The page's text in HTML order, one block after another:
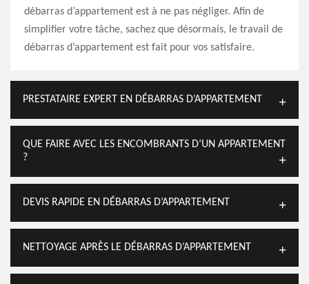
débarras d’appartement est à ne pas négliger. Afin de
simplifier votre tâche, sachez que désormais, le travail de
débarras d’appartement est fait pour vos satisfaire.
PRESTATAIRE EXPERT EN DÉBARRAS D’APPARTEMENT
QUE FAIRE AVEC LES ENCOMBRANTS D’UN APPARTEMENT
?
DEVIS RAPIDE EN DÉBARRAS D’APPARTEMENT
NETTOYAGE APRÈS LE DÉBARRAS D’APPARTEMENT